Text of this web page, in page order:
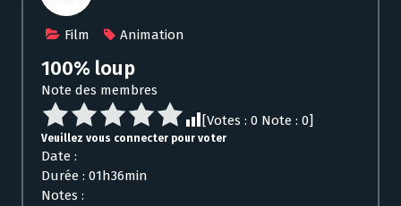
Film Animation
100% loup
Note des membres
[Votes : 0 Note : 0]
Veuillez vous connecter pour voter
Date :
Durée : 01h36min
Notes :